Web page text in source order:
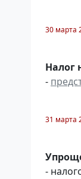
30 марта
Налог
-
31 марта
-